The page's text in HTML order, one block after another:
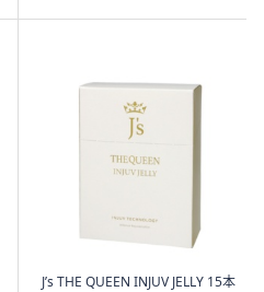
J’s THE QUEEN INJUV JELLY 15本